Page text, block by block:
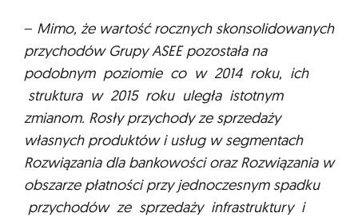
– Mimo, że wartość rocznych skonsolidowanych
przychodów Grupy ASEE pozostała na
podobnym poziomie co w 2014 roku, ich
struktura w 2015 roku uległa istotnym
zmianom. Rosły przychody ze sprzedaży
własnych produktów i usług w segmentach
Rozwiązania dla bankowości oraz Rozwiązania w
obszarze płatności przy jednoczesnym spadku
przychodów ze sprzedaży infrastruktury i